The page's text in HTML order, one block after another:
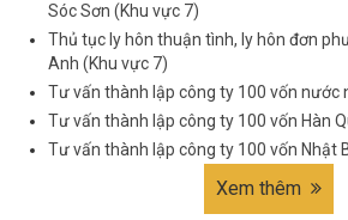
Sóc Sơn (Khu vực 7)
Thủ tục ly hôn thuận tình, ly hôn đơn
Anh (Khu vực 7)
Tư vấn thành lập công ty 100 vốn nước
Tư vấn thành lập công ty 100 vốn Hàn
Tư vấn thành lập công ty 100 vốn Nhật
Xem thêm